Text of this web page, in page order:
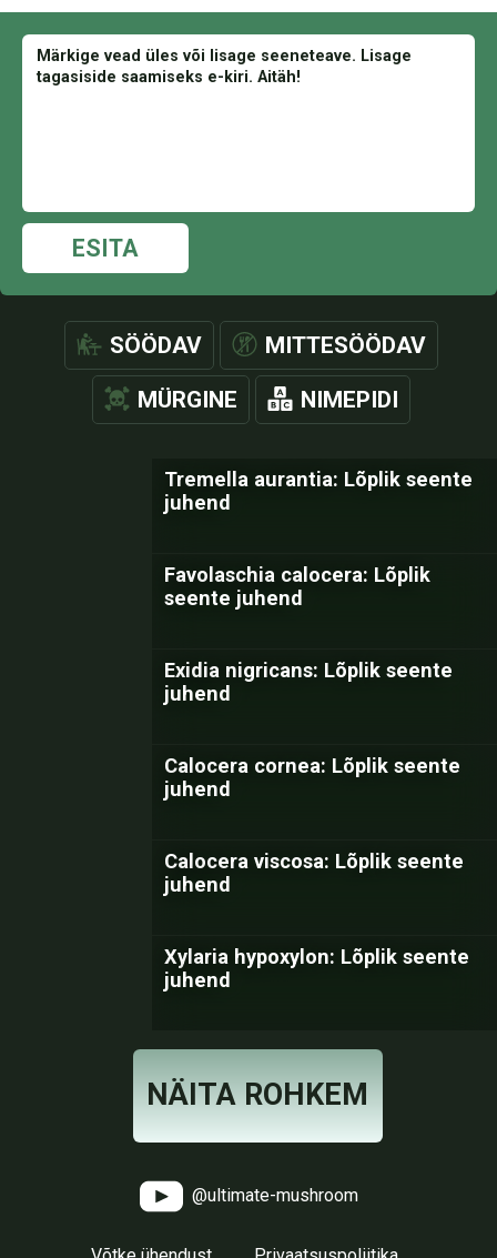
ESITA
SÖÖDAV MITTESÖÖDAV
MÜRGINE NIMEPIDI
Tremella aurantia: Lõplik seente
juhend
Favolaschia calocera: Lõplik
seente juhend
Exidia nigricans: Lõplik seente
juhend
Calocera cornea: Lõplik seente
juhend
Calocera viscosa: Lõplik seente
juhend
Xylaria hypoxylon: Lõplik seente
juhend
NÄITA ROHKEM
@ultimate-mushroom